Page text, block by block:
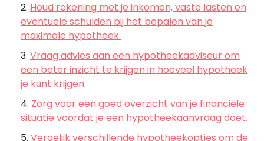
Houd rekening met je inkomen, vaste lasten en
eventuele schulden bij het bepalen van je
maximale hypotheek.
Vraag advies aan een hypotheekadviseur om
een beter inzicht te krijgen in hoeveel hypotheek
je kunt krijgen.
Zorg voor een goed overzicht van je financiële
situatie voordat je een hypotheekaanvraag doet.
Vergelijk verschillende hypotheekopties om de